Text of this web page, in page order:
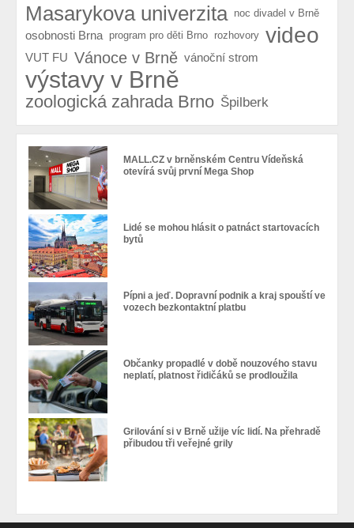
Masarykova univerzita noc divadel v Brně
osobnosti Brna program pro děti Brno rozhovory video
VUT FU Vánoce v Brně vánoční strom
výstavy v Brně
zoologická zahrada Brno Špilberk
MALL.CZ v brněnském Centru Vídeňská
otevírá svůj první Mega Shop
Lidé se mohou hlásit o patnáct startovacích
bytů
Pípni a jeď. Dopravní podnik a kraj spouští ve
vozech bezkontaktní platbu
Občanky propadlé v době nouzového stavu
neplatí, platnost řidičáků se prodloužila
Grilování si v Brně užije víc lidí. Na přehradě
přibudou tři veřejné grily